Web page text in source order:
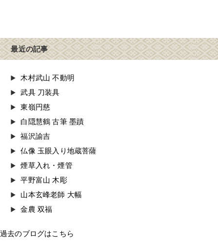
最近の記事
木村武山 不動明
武具 刀装具
東嶺円慈
白隠慧鶴 古筆 墨蹟
福沢諭吉
仏像 玉眼入り地蔵菩薩
煙草入れ・煙管
平野富山 木彫
山本玄峰老師 大幅
金農 双福
過去のブログはこちら